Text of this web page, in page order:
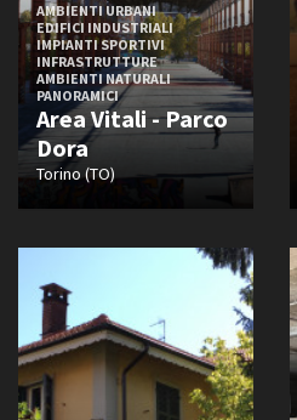
AMBIENTI URBANI
EDIFICI INDUSTRIALI
IMPIANTI SPORTIVI
INFRASTRUTTURE
AMBIENTI NATURALI
PANORAMICI
Area Vitali - Parco
Dora
Torino (TO)